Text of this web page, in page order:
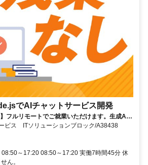
でAIチャットサービス開発
フルリモートでご就業いただけます。生成AI
携われます。企画提案から改善まで幅広く関
ビス ITソリューションブロック/A38438
～17:20 08:50～17:20 実働7時間45分 休
ん。